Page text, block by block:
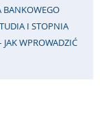
BANKOWEGO
I STOPNIA
WPROWADZIĆ